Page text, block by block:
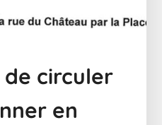
circuler
en